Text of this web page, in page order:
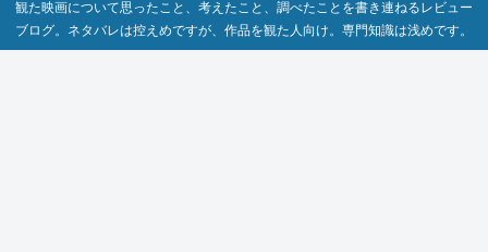
観た映画について思ったこと、考えたこと、調べたことを書き連ねるレビュー
ブログ。ネタバレは控えめですが、作品を観た人向け。専門知識は浅めです。